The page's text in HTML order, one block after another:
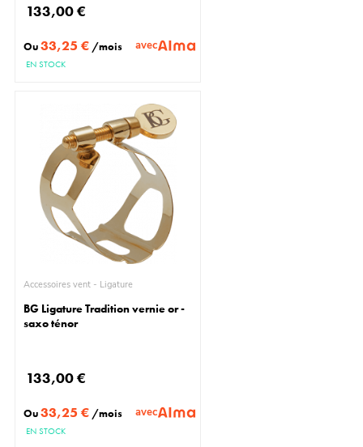
133,00 €
Ou33,25 € /mois avec
EN STOCK
Accessoires vent - Ligature
BG Ligature Tradition vernie or -
saxo ténor
133,00 €
Ou33,25 € /mois avec
EN STOCK